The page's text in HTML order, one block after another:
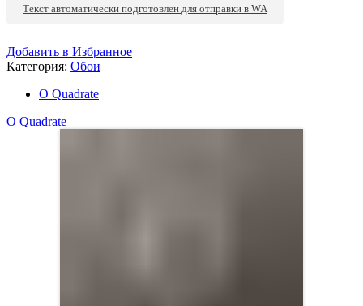
Текст автоматически подготовлен для отправки в WA
Добавить в Избранное
Категория: Обои
О Quadrate
О Quadrate